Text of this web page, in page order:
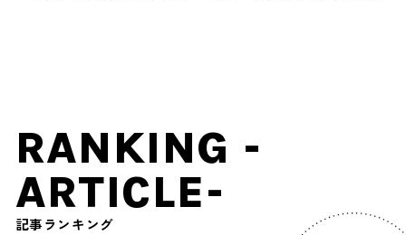
RANKING -
ARTICLE-
記事ランキング